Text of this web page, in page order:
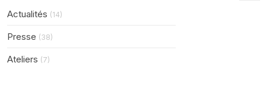
Actualités (14)
Presse (38)
Ateliers (7)